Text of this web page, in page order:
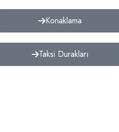
Konaklama
Taksi Durakları